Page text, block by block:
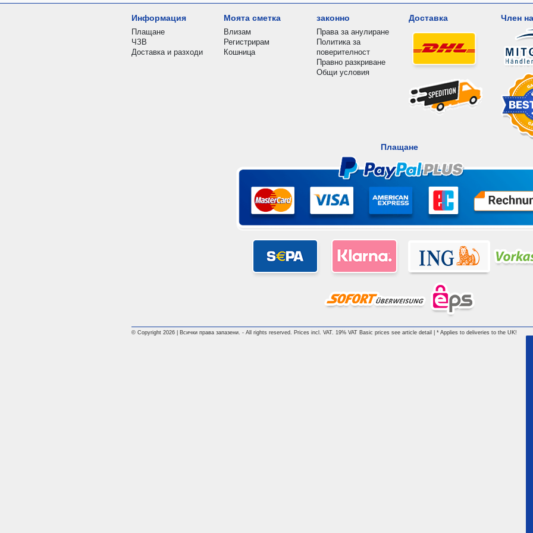
Информация
Плащане
ЧЗВ
Доставка и разходи
Моята сметка
Влизам
Регистрирам
Кошница
законно
Права за анулиране
Политика за
поверителност
Правно разкриване
Общи условия
Доставка Член
Плащане
© Copyright 2026 | Всички права запазени. - All rights reserved. Prices incl. VAT. 19% VAT Basic prices see article detail | * Applies to deliveries to the UK!